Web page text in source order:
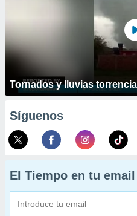
Tornados y lluvias
Síguenos
El Tiempo en tu email